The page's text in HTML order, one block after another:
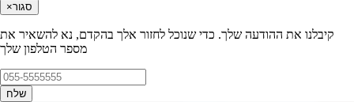
×סגור
קיבלנו את ההודעה שלך. כדי שנוכל לחזור אלך בהקדם, נא להשאיר את
מספר הטלפון שלך
שלח